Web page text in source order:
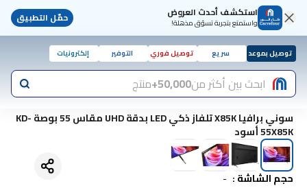
استكشف أحدث العروض
واستمتع بتجربة تسوّق مذهلة! حمّل التطبيق
توصيل بموعد سريع توصيل فوري التوفير إلكترونيات
ابحث بين أكثر من50,000+ منتج
سوني برافيا X85K تلفاز ذكي LED بدقة UHD مقاس 55 بوصة KD-
55X85K أسود
حجم الشاشة:
-